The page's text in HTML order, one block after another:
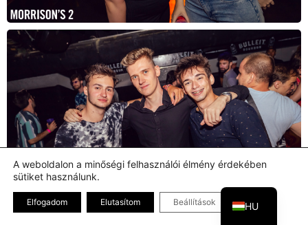
A weboldalon a minőségi felhasználói élmény érdekében
sütiket használunk.
Elfogadom Elutasítom Beállítások Bezárás
HU